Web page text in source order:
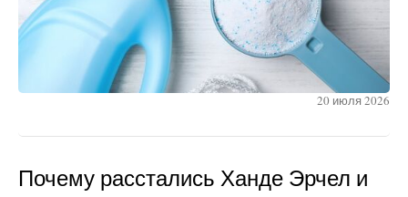
20 июля 2026
Почему расстались Ханде Эрчел и